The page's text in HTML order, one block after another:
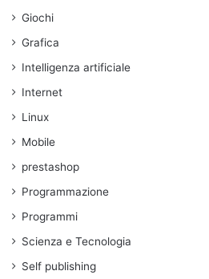
Giochi
Grafica
Intelligenza artificiale
Internet
Linux
Mobile
prestashop
Programmazione
Programmi
Scienza e Tecnologia
Self publishing